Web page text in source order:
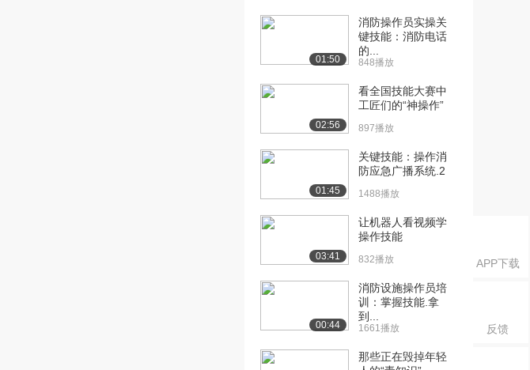
APP下载
反馈
育目的的选择...
[16] 【新】017第一章 确
立教育目的的...
4112播放
[17] 【新】018第一章 我
国的教育目的
4627播放
[18] 【新】019第一章 教
4829播放
[19] 【新】020第一章 我
4523播放
[20] 【新】022第一章 我
4000播放
01:50
消防操作员实操关
键技能：消防电话
的...
848播放
02:56
看全国技能大赛中
工匠们的“神操作”
897播放
01:45
关键技能：操作消
防应急广播系统.2
1488播放
03:41
让机器人看视频学
操作技能
832播放
00:44
消防设施操作员培
训：掌握技能.拿
到...
1661播放
那些正在毁掉年轻